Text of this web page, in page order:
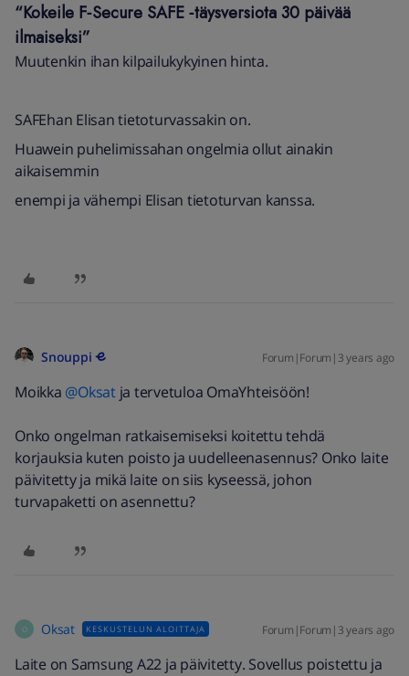
“Kokeile F‑Secure SAFE ‑täys­versiota 30 päivää
ilmaiseksi”
Muutenkin ihan kilpailukykyinen hinta.
SAFEhan Elisan tietoturvassakin on.
Huawein puhelimissahan ongelmia ollut ainakin
aikaisemmin
enempi ja vähempi Elisan tietoturvan kanssa.
Snouppi Forum|Forum|3 years ago
Moikka @Oksatja tervetuloa OmaYhteisöön!
Onko ongelman ratkaisemiseksi koitettu tehdä
korjauksia kuten poisto ja uudelleenasennus? Onko laite
päivitetty ja mikä laite on siis kyseessä, johon
turvapaketti on asennettu?
O Oksat KESKUSTELUN ALOITTAJA Forum|Forum|3 years ago
Laite on Samsung A22 ja päivitetty. Sovellus poistettu ja